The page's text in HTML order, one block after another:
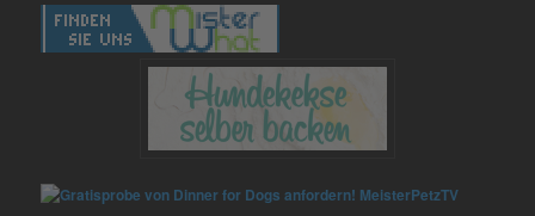
MeisterPetzTV